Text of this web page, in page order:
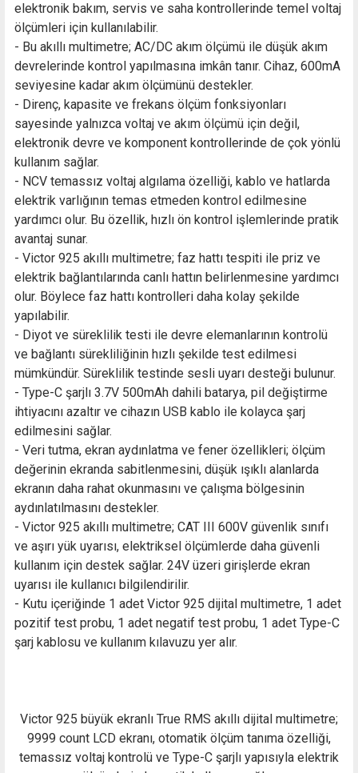
elektronik bakım, servis ve saha kontrollerinde temel voltaj
ölçümleri için kullanılabilir.
- Bu akıllı multimetre; AC/DC akım ölçümü ile düşük akım
devrelerinde kontrol yapılmasına imkân tanır. Cihaz, 600mA
seviyesine kadar akım ölçümünü destekler.
- Direnç, kapasite ve frekans ölçüm fonksiyonları
sayesinde yalnızca voltaj ve akım ölçümü için değil,
elektronik devre ve komponent kontrollerinde de çok yönlü
kullanım sağlar.
- NCV temassız voltaj algılama özelliği, kablo ve hatlarda
elektrik varlığının temas etmeden kontrol edilmesine
yardımcı olur. Bu özellik, hızlı ön kontrol işlemlerinde pratik
avantaj sunar.
- Victor 925 akıllı multimetre; faz hattı tespiti ile priz ve
elektrik bağlantılarında canlı hattın belirlenmesine yardımcı
olur. Böylece faz hattı kontrolleri daha kolay şekilde
yapılabilir.
- Diyot ve süreklilik testi ile devre elemanlarının kontrolü
ve bağlantı sürekliliğinin hızlı şekilde test edilmesi
mümkündür. Süreklilik testinde sesli uyarı desteği bulunur.
- Type-C şarjlı 3.7V 500mAh dahili batarya, pil değiştirme
ihtiyacını azaltır ve cihazın USB kablo ile kolayca şarj
edilmesini sağlar.
- Veri tutma, ekran aydınlatma ve fener özellikleri; ölçüm
değerinin ekranda sabitlenmesini, düşük ışıklı alanlarda
ekranın daha rahat okunmasını ve çalışma bölgesinin
aydınlatılmasını destekler.
- Victor 925 akıllı multimetre; CAT III 600V güvenlik sınıfı
ve aşırı yük uyarısı, elektriksel ölçümlerde daha güvenli
kullanım için destek sağlar. 24V üzeri girişlerde ekran
uyarısı ile kullanıcı bilgilendirilir.
- Kutu içeriğinde 1 adet Victor 925 dijital multimetre, 1 adet
pozitif test probu, 1 adet negatif test probu, 1 adet Type-C
şarj kablosu ve kullanım kılavuzu yer alır.
Victor 925 büyük ekranlı True RMS akıllı dijital multimetre;
9999 count LCD ekranı, otomatik ölçüm tanıma özelliği,
temassız voltaj kontrolü ve Type-C şarjlı yapısıyla elektrik